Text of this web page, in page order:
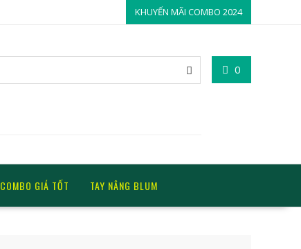
KHUYẾN MÃI COMBO 2024
0
COMBO GIÁ TỐT TAY NÂNG BLUM